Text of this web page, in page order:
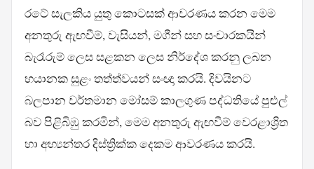
රටේ සැලකිය යුතු කොටසක් ආවරණය කරන මෙම
අනතුරු ඇඟවීම්, වැසියන්, මගීන් සහ සංචාරකයින්
බැරෑරුම් ලෙස සළකන ලෙස නිර්දේශ කරනු ලබන
භයානක සුළං තත්ත්වයන් සංඥා කරයි. දිවයිනට
බලපාන වර්තමාන මෝසම් කාලගුණ පද්ධතියේ පුළුල්
බව පිළිබිඹු කරමින්, මෙම අනතුරු ඇඟවීම් වෙරළාශ්‍රිත
හා අභ්‍යන්තර දිස්ත්‍රික්ක දෙකම ආවරණය කරයි.